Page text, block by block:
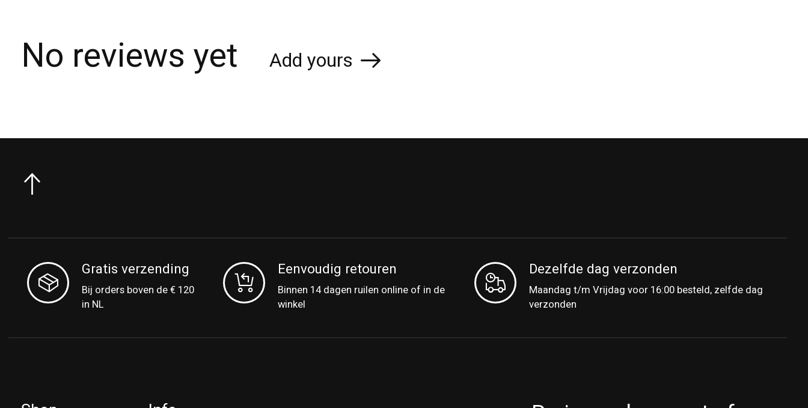
No reviews yet Add yours
Gratis verzending
Bij orders boven de € 120
in NL
Eenvoudig retouren
Binnen 14 dagen ruilen online of in de
winkel
Dezelfde dag verzonden
Maandag t/m Vrijdag voor 16:00 besteld, zelfde dag
verzonden